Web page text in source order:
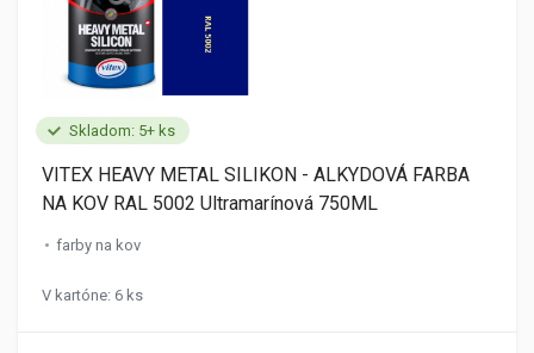
Skladom: 5+ ks
VITEX HEAVY METAL SILIKON - ALKYDOVÁ FARBA
NA KOV RAL 5002 Ultramarínová 750ML
farby na kov
V kartóne: 6 ks